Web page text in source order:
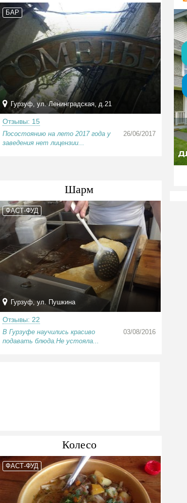
БАР
Гурзуф, ул. Ленинградская, д.21
Отзывы: 15
Посостоянию на лето 2017 года у
заведения нет лицензии...
26/06/2017
Шарм
ФАСТ-ФУД
Гурзуф, ул. Пушкина
Отзывы: 22
В Гурзуфе научились красиво
подавать блюда.Не устояла...
03/08/2016
Колесо
ФАСТ-ФУД